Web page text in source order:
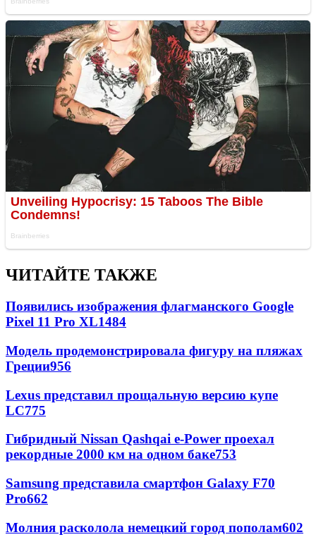
ЧИТАЙТЕ ТАКЖЕ
Появились изображения флагманского Google
Pixel 11 Pro XL1484
Модель продемонстрировала фигуру на пляжах
Греции956
Lexus представил прощальную версию купе
LC775
Гибридный Nissan Qashqai e-Power проехал
рекордные 2000 км на одном баке753
Samsung представила смартфон Galaxy F70
Pro662
Молния расколола немецкий город пополам602